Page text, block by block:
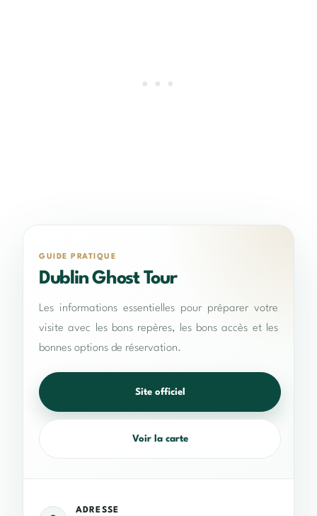
GUIDE PRATIQUE
Dublin Ghost Tour
Les informations essentielles pour préparer votre
visite avec les bons repères, les bons accès et les
bonnes options de réservation.
Site officiel
Voir la carte
ADRESSE